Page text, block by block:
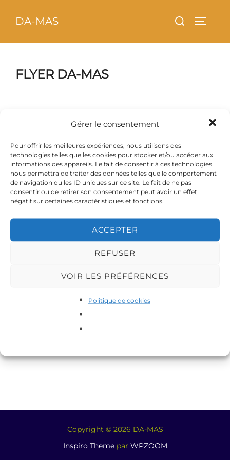
Gérer le consentement
Pour offrir les meilleures expériences, nous utilisons des
technologies telles que les cookies pour stocker et/ou accéder aux
informations des appareils. Le fait de consentir à ces technologies
nous permettra de traiter des données telles que le comportement
de navigation ou les ID uniques sur ce site. Le fait de ne pas
consentir ou de retirer son consentement peut avoir un effet
négatif sur certaines caractéristiques et fonctions.
ACCEPTER
REFUSER
VOIR LES PRÉFÉRENCES
Politique de cookies
DA-MAS Rechercher :
FLYER DA-MAS
Copyright © 2026 DA-MAS
Inspiro Themepar WPZOOM